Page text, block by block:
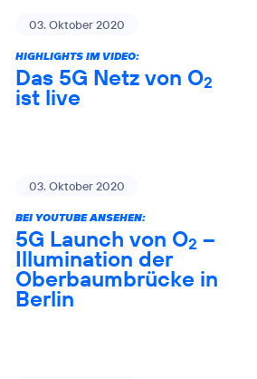
03. Oktober 2020
HIGHLIGHTS IM VIDEO:
Das 5G Netz von O2
ist live
03. Oktober 2020
BEI YOUTUBE ANSEHEN:
5G Launch von O2 –
Illumination der
Oberbaumbrücke in
Berlin